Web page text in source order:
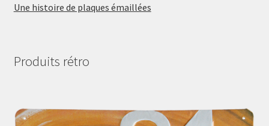
Une histoire de plaques émaillées
Produits rétro